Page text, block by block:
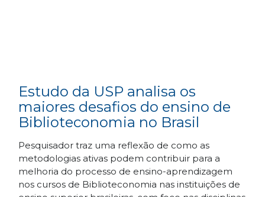
Estudo da USP analisa os
maiores desafios do ensino de
Biblioteconomia no Brasil
Pesquisador traz uma reflexão de como as
metodologias ativas podem contribuir para a
melhoria do processo de ensino-aprendizagem
nos cursos de Biblioteconomia nas instituições de